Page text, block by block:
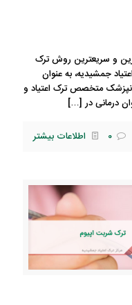
و سریعترین روش ترک
جمشیدیه، به عنوان
متخصص ترک اعتیاد و
درمانی در […]
0 اطلاعات بیشتر